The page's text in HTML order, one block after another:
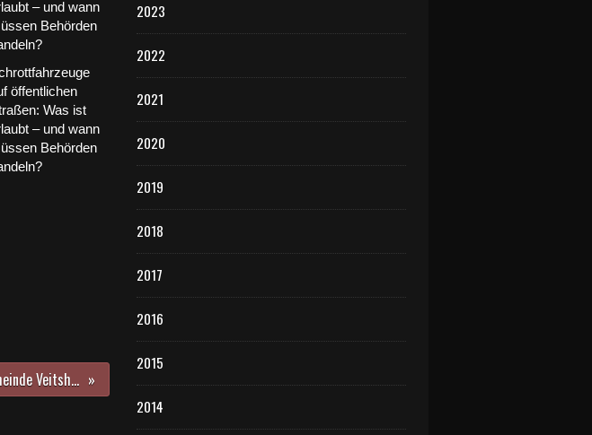
a
e
öffentlichen
Was ist
– und wann
Behörden
Dienstjubiläen bei der Gemeinde Veitshöchheim feierten Schulhausmeister Volker Wendiger (40 Jahre) und Freibadbetriebsleiter Rui Peter-Bessa (25 Jahre)
2023
2022
2021
2020
2019
2018
2017
2016
2015
2014